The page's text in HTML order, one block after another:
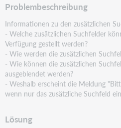
Problembeschreibung
Informationen zu den zusätzlichen
- Welche zusätzlichen Suchfelder
Verfügung gestellt werden?
- Wie werden die zusätzlichen
- Wie können die zusätzlichen
ausgeblendet werden?
- Weshalb erscheint die Meldung
wenn nur das zusätzliche Suchfeld
Lösung